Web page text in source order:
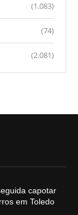
(1.083)
(74)
(2.081)
capotar
em Toledo